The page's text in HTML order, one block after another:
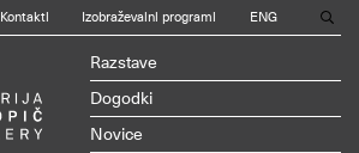
Kontakti Izobraževalni programi ENG
Razstave
Dogodki
Novice